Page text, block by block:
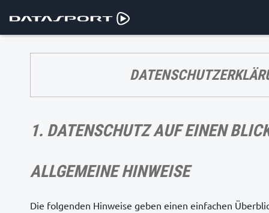
1. DATENSCHUTZ AUF EINEN
ALLGEMEINE HINWEISE
Die folgenden Hinweise geben einen einfachen